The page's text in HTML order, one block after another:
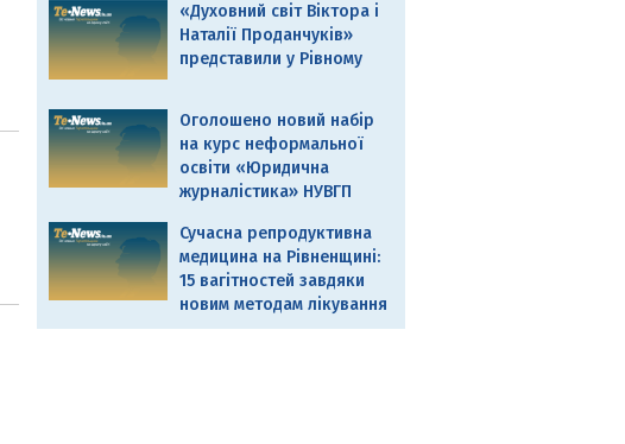
«Духовний світ Віктора і
Наталії Проданчуків»
представили у Рівному
Оголошено новий набір
на курс неформальної
освіти «Юридична
журналістика» НУВГП
Сучасна репродуктивна
медицина на Рівненщині:
15 вагітностей завдяки
новим методам лікування